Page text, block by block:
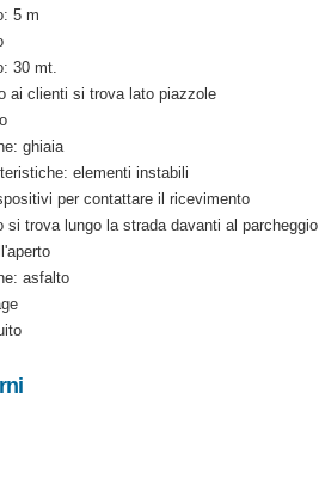
5 m
30 mt.
ai clienti si trova lato piazzole
ghiaia
elementi instabili
per contattare il ricevimento
si trova lungo la strada davanti al parcheggio
asfalto